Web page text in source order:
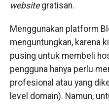
websitegratisan.
Menggunakan platform
menguntungkan, karena
pusing untuk membeli
pengguna hanya perlu
profesional atau yang
level domain). Namun,